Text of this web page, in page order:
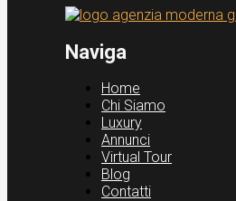
Naviga
Home
Chi Siamo
Luxury
Annunci
Virtual Tour
Blog
Contatti